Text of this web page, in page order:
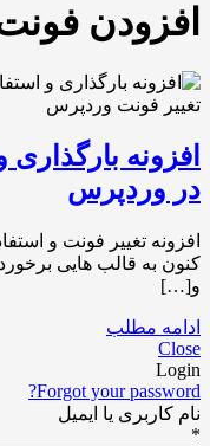
افزودن
افزونه
در وردپرس
افزونه تغییر فونت و
کنون به قالب هایی
و[…]
ادامه مطلب
Close
Login
Forgot your password?
نام کاربری یا ایمیل
*